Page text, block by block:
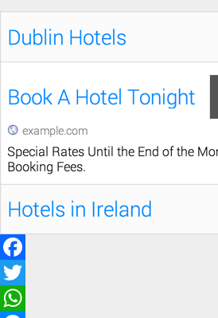
F
aT